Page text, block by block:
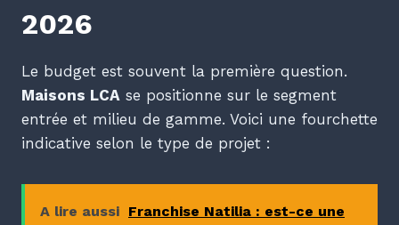
2026
Le budget est souvent la première question.
Maisons LCA se positionne sur le segment
entrée et milieu de gamme. Voici une fourchette
indicative selon le type de projet :
A lire aussi Franchise Natilia : est-ce une